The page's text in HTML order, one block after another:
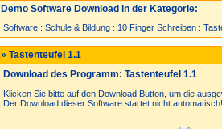
Demo Software Download in der Kategorie:
Software : Schule & Bildung : 10 Finger Schreiben :
» Tastenteufel 1.1
Download des Programm: Tastenteufel 1.1
Klicken Sie bitte auf den Download Button, um die
Der Download dieser Software startet nicht automatisch!